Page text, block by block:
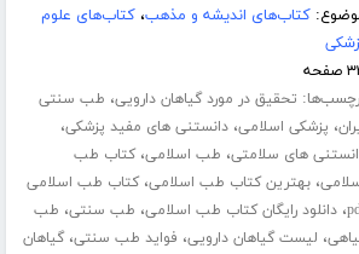
کتاب‌های اندیشه و مذهب،کتاب‌های علوم
تحقیق در مورد گیاهان دارویی، طب سنتی
، پزشکی اسلامی،دانستنی های مفید پزشکی،
های سلامتی، طب اسلامی،کتاب طب
،بهترین کتاب طب اسلامی،کتاب طب اسلامی
،دانلود رایگان کتاب طب اسلامی، طب سنتی، طب
، لیست گیاهان دارویی، فواید طب سنتی،گیاهان